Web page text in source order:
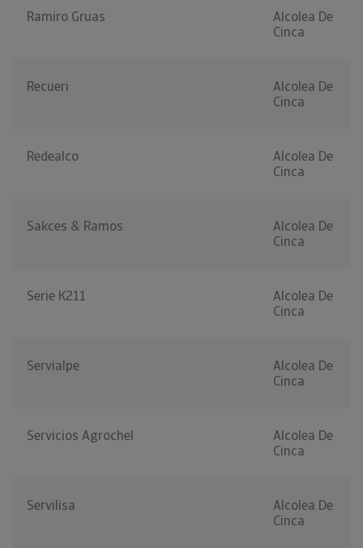
Ramiro Gruas
Alcolea De
Cinca
Recueri
Alcolea De
Cinca
Redealco
Alcolea De
Cinca
Sakces & Ramos
Alcolea De
Cinca
Serie K211
Alcolea De
Cinca
Servialpe
Alcolea De
Cinca
Servicios Agrochel
Alcolea De
Cinca
Servilisa
Alcolea De
Cinca